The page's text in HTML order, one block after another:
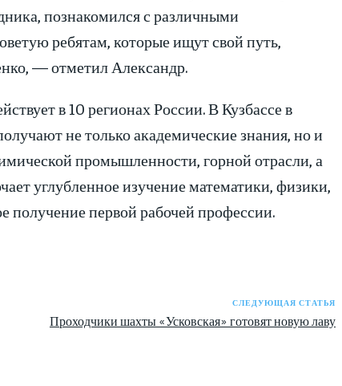
познакомился с различными
ребятам, которые ищут свой путь,
— отметил Александр.
в 10 регионах России. В Кузбассе в
не только академические знания, но и
промышленности, горной отрасли, а
углубленное изучение математики, физики,
первой рабочей профессии.
СЛЕДУЮЩАЯ СТАТЬЯ
Проходчики шахты «Усковская» готовят новую лаву